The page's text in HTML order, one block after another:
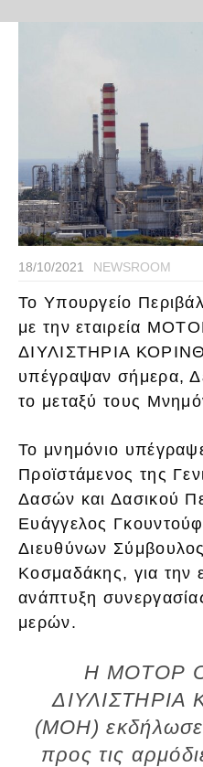
18/10/2021 NEWSROOM
Το Υπουργείο
με την εταιρεία
ΔΙΥΛΙΣΤΗΡΙΑ
υπέγραψαν σήμερα,
το μεταξύ τους
Το μνημόνιο
Προϊστάμενος της
Δασών και Δασικού
Ευάγγελος
Διευθύνων
Κοσμαδάκης, για την
ανάπτυξη
μερών.
Η ΜΟΤΟΡ
(ΜΟΗ) εκδήλωσε
προς τις